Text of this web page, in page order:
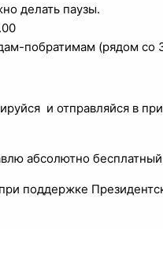
делать паузы.
побратимам (рядом со
и отправляйся в
абсолютно
поддержке